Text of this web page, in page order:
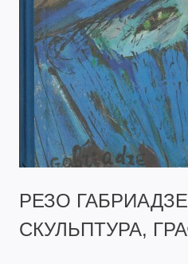
РЕЗО
СКУЛЬПТУРА,